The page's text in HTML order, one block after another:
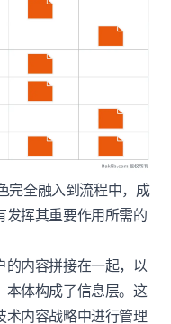
完全融入到流程中，成
发挥其重要作用所需的
内容拼接在一起，以
本体构成了信息层。这
术内容战略中进行管理